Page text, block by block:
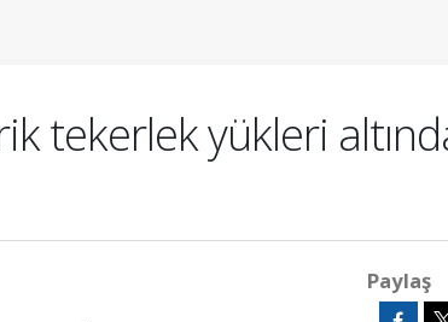
tekerlek yükleri
Paylaş